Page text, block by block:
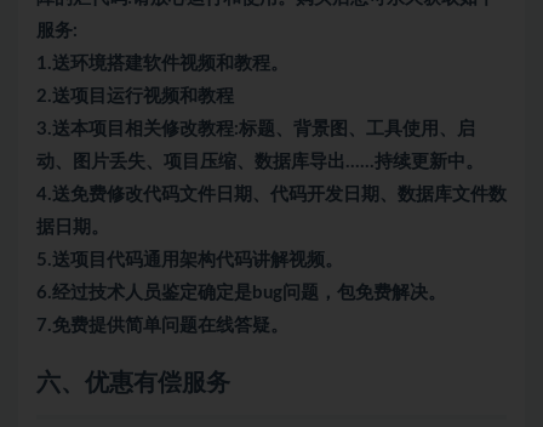
服务:
1.送环境搭建软件视频和教程。
2.送项目运行视频和教程
3.送本项目相关修改教程:标题、背景图、工具使用、启
动、图片丢失、项目压缩、数据库导出……持续更新中。
4.送免费修改代码文件日期、代码开发日期、数据库文件数
据日期。
5.送项目代码通用架构代码讲解视频。
6.经过技术人员鉴定确定是bug问题，包免费解决。
7.免费提供简单问题在线答疑。
六、优惠有偿服务